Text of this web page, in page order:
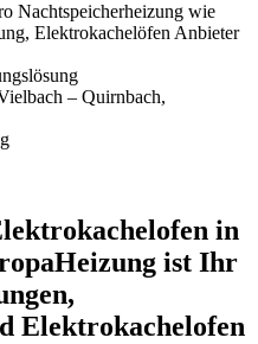
Nachtspeicherheizung wie
Elektrokachelöfen Anbieter
– Quirnbach,
in
ist Ihr
Elektrokachelofen